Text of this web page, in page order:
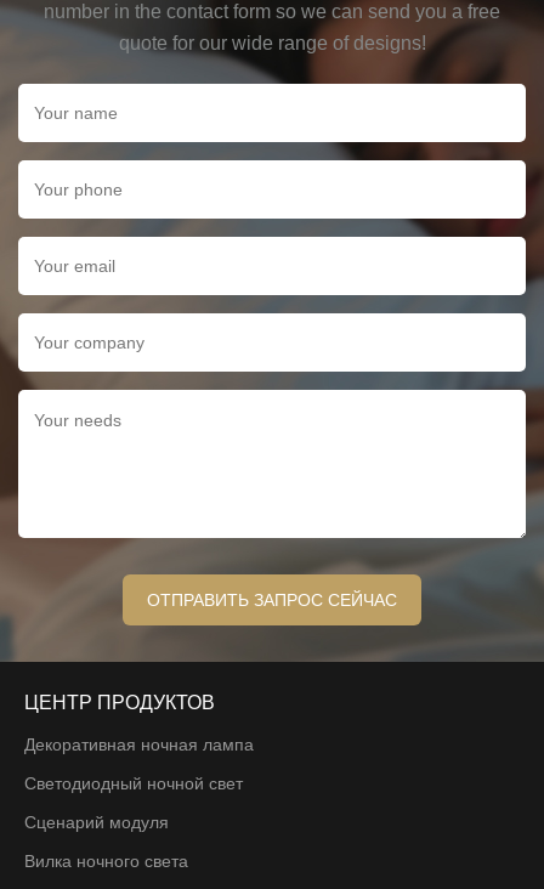
number in the contact form so we can send you a free
quote for our wide range of designs!
ЦЕНТР ПРОДУКТОВ
Декоративная ночная лампа
Светодиодный ночной свет
Сценарий модуля
Вилка ночного света